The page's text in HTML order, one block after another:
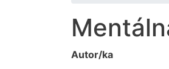
Autor/ka